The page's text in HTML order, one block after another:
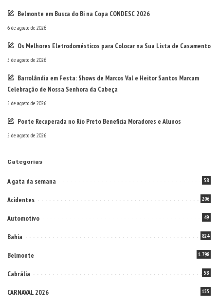
Belmonte em Busca do Bi na Copa CONDESC 2026
6 de agosto de 2026
Os Melhores Eletrodomésticos para Colocar na Sua Lista de Casamento
5 de agosto de 2026
Barrolândia em Festa: Shows de Marcos Val e Heitor Santos Marcam
Celebração de Nossa Senhora da Cabeça
5 de agosto de 2026
Ponte Recuperada no Rio Preto Beneficia Moradores e Alunos
5 de agosto de 2026
Categorias
A gata da semana 58
Acidentes 206
Automotivo 49
Bahia 824
Belmonte 1.798
Cabrália 58
CARNAVAL 2026 155